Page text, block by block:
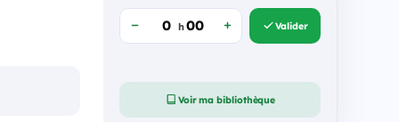
h Valider
Voir ma bibliothèque